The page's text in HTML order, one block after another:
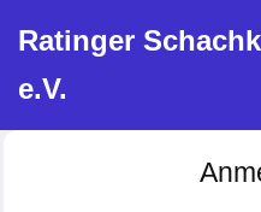
Inhalt
springen
Ratinger
e.V.